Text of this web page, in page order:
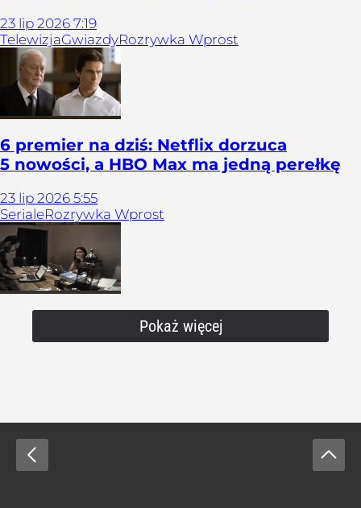
23 lip 2026 7:19
TelewizjaGwiazdyRozrywka Wprost
6 premier na dziś: Netflix dorzuca
5 nowości, a HBO Max ma jedną perełkę
23 lip 2026 5:55
SerialeRozrywka Wprost
Pokaż więcej